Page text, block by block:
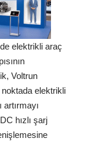
elektrikli araç
Voltrun
noktada elektrikli
hızlı şarj